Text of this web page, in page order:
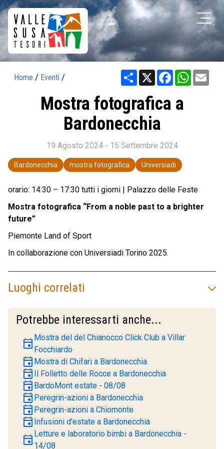
Home / Eventi / Share X Facebook
Mostra fotografica a
Bardonecchia
19 Agosto 2024 - 15 Settembre 2024
Bardonecchia mostra fotografica Universiadi
orario: 14:30 – 17:30 tutti i giorni | Palazzo delle Feste
Mostra fotografica “From a noble past to a brighter
future”
Piemonte Land of Sport
In collaborazione con Universiadi Torino 2025.
Luoghi correlati
Potrebbe interessarti anche...
event Mostra del del Chianocco Click Club a Villar
Focchiardo
event Mostra di Chifari a Bardonecchia
event Il Folletto delle Rocce a Bardonecchia
event BardoMont estate - 08/08
event Peregrin-azioni a Bardonecchia
event Peregrin-azioni a Chiomonte
event Infusioni d'estate a Bardonecchia
event Letture e laboratorio bimbi a Bardonecchia -
14/08